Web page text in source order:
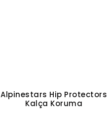
Alpinestars Hip Protectors
Kalça Koruma